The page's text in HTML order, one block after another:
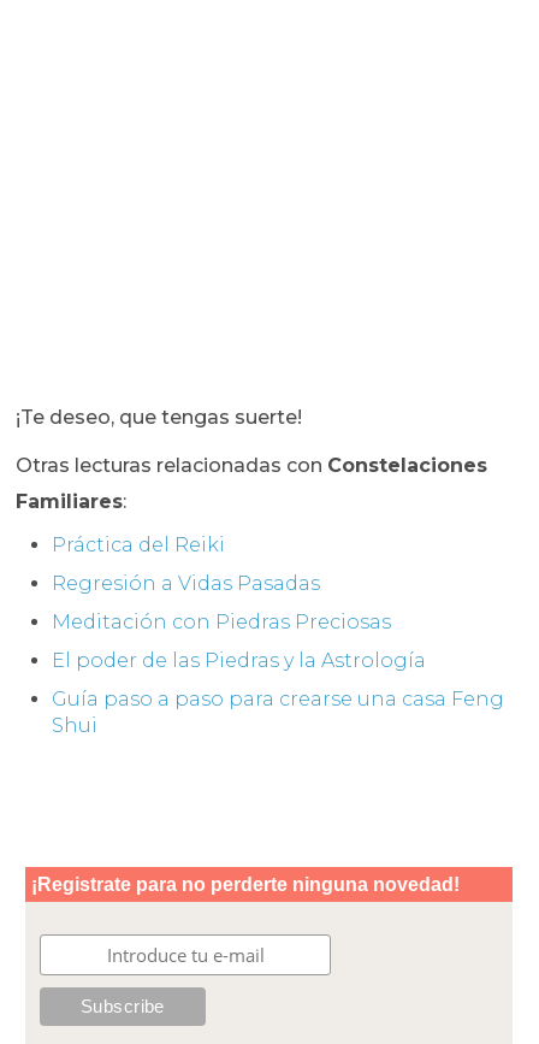
¡Te deseo, que tengas suerte!
Otras lecturas relacionadas con Constelaciones
Familiares:
Práctica del Reiki
Regresión a Vidas Pasadas
Meditación con Piedras Preciosas
El poder de las Piedras y la Astrología
Guía paso a paso para crearse una casa Feng
Shui